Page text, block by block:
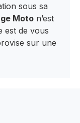
sous sa
Moto n’est
est de vous
sur une